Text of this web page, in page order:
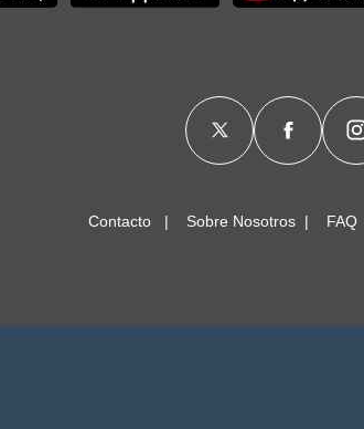
Contacto Sobre Nosotros FAQ